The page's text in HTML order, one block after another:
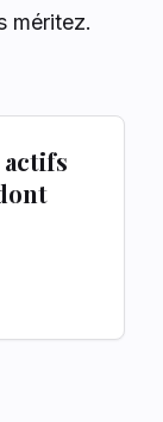
méritez.
actifs